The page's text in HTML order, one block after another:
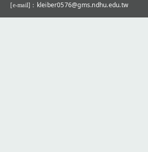
[e-mail] ：kleiber0576@gms.ndhu.edu.tw